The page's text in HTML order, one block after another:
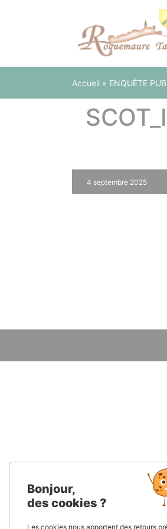
Accueil » ENQUÊTE
4 septembre 2025
Bonjour,
des cookies ?
Les cookies nous apportent des retours